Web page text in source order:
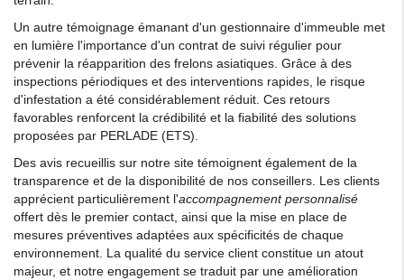
Un autre témoignage émanant d'un gestionnaire d'immeuble met
en lumière l'importance d'un contrat de suivi régulier pour
prévenir la réapparition des frelons asiatiques. Grâce à des
inspections périodiques et des interventions rapides, le risque
d'infestation a été considérablement réduit. Ces retours
favorables renforcent la crédibilité et la fiabilité des solutions
proposées par PERLADE (ETS).
Des avis recueillis sur notre site témoignent également de la
transparence et de la disponibilité de nos conseillers. Les clients
apprécient particulièrement l'accompagnement personnalisé
offert dès le premier contact, ainsi que la mise en place de
mesures préventives adaptées aux spécificités de chaque
environnement. La qualité du service client constitue un atout
majeur, et notre engagement se traduit par une amélioration